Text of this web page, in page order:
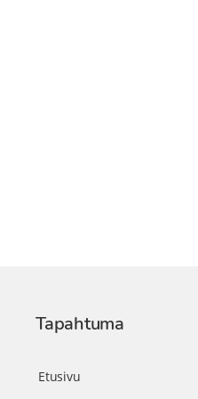
Tapahtuma
Etusivu